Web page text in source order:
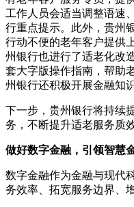
工作人员会适当调整语速
行重点提示。此外，贵州
行动不便的老年客户提供
州银行也进行了适老化改
套大字版操作指南，帮助
州银行还积极开展金融知
下一步，贵州银行将持续
务，不断提升适老服务质
做好数字金融，引领智慧
数字金融作为金融与现代
务效率、拓宽服务边界、